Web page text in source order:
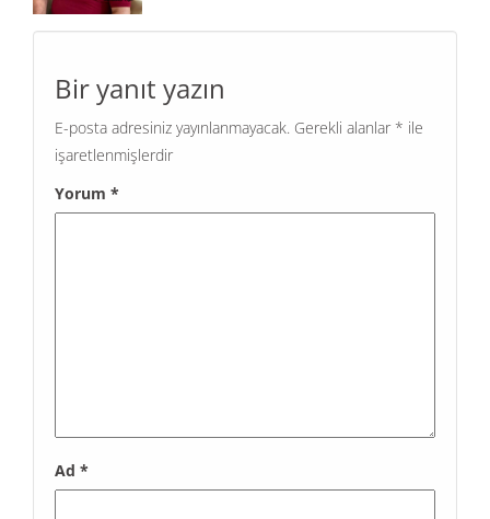
Bir yanıt yazın
E-posta adresiniz yayınlanmayacak. Gerekli alanlar * ile
işaretlenmişlerdir
Yorum *
Ad *